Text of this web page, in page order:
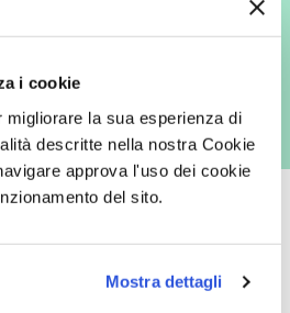
i cookie
la sua esperienza di
descritte nella nostra Cookie
approva l'uso dei cookie
del sito.
Mostra dettagli
- quali ad es. newsletter ed e-mail
- e modalità tradizionali, quali ad
Spedizione gratuita